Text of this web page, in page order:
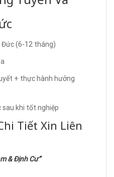
Đức (6-12 tháng)
+ thực hành hưởng
sau khi tốt nghiệp
Tiết Xin Liên
& Định Cư”